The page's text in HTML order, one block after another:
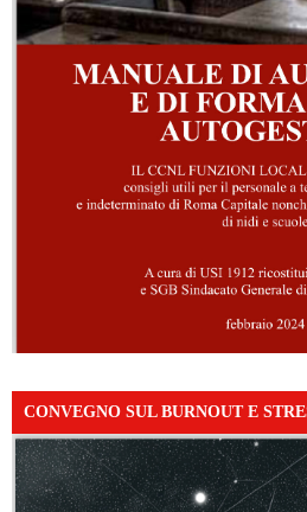
CONVEGNO SUL BURNOUT E